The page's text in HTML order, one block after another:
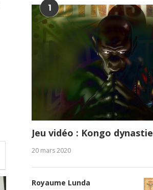
1
Jeu vidéo : Kongo dynastie
20 mars 2020
Royaume Lunda